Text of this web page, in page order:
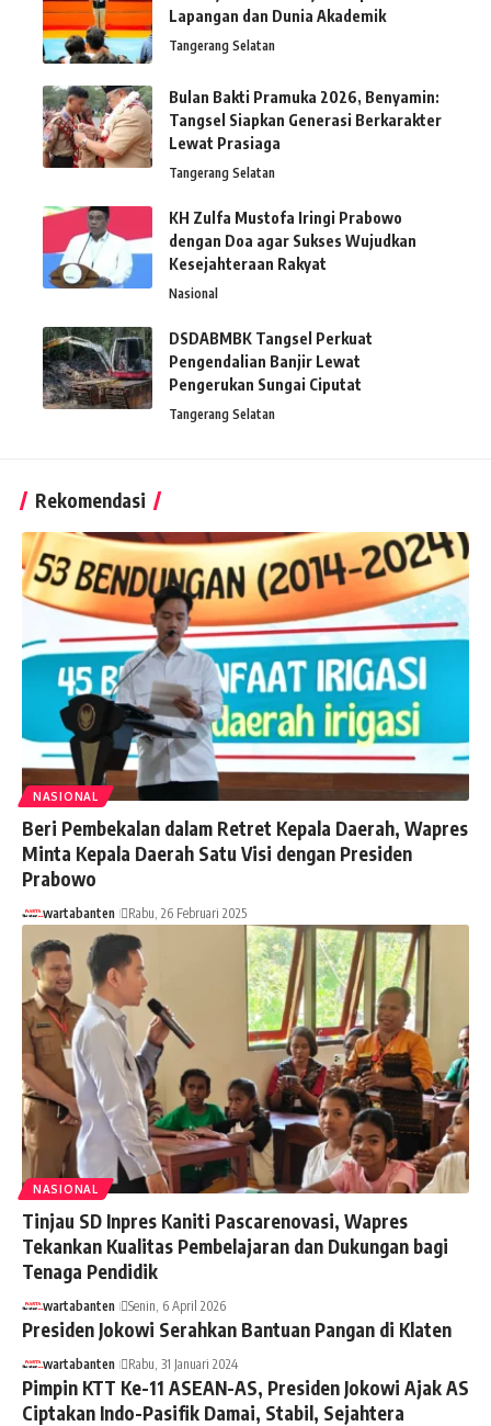
Lapangan dan Dunia Akademik
Tangerang Selatan
Bulan Bakti Pramuka 2026, Benyamin:
Tangsel Siapkan Generasi Berkarakter
Lewat Prasiaga
Tangerang Selatan
KH Zulfa Mustofa Iringi Prabowo
dengan Doa agar Sukses Wujudkan
Kesejahteraan Rakyat
Nasional
DSDABMBK Tangsel Perkuat
Pengendalian Banjir Lewat
Pengerukan Sungai Ciputat
Tangerang Selatan
Rekomendasi
NASIONAL
Beri Pembekalan dalam Retret Kepala Daerah, Wapres
Minta Kepala Daerah Satu Visi dengan Presiden
Prabowo
wartabanten Rabu, 26 Februari 2025
NASIONAL
Tinjau SD Inpres Kaniti Pascarenovasi, Wapres
Tekankan Kualitas Pembelajaran dan Dukungan bagi
Tenaga Pendidik
wartabanten Senin, 6 April 2026
Presiden Jokowi Serahkan Bantuan Pangan di Klaten
wartabanten Rabu, 31 Januari 2024
Pimpin KTT Ke-11 ASEAN-AS, Presiden Jokowi Ajak AS
Ciptakan Indo-Pasifik Damai, Stabil, Sejahtera